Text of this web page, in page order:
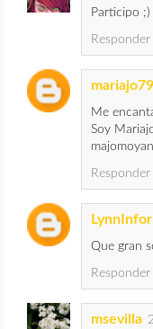
Participo ;)
Responder
mariajo79
Me
Soy
Responder
Que gran
Responder
msevilla